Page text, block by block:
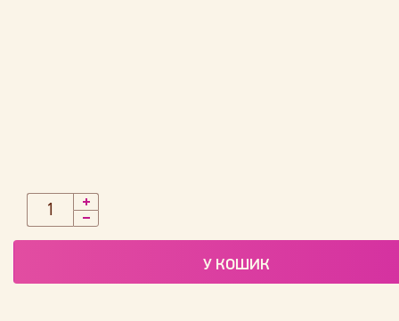
У КОШИК